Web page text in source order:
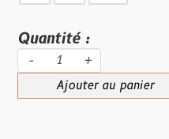
Quantité :
- +
Ajouter au panier